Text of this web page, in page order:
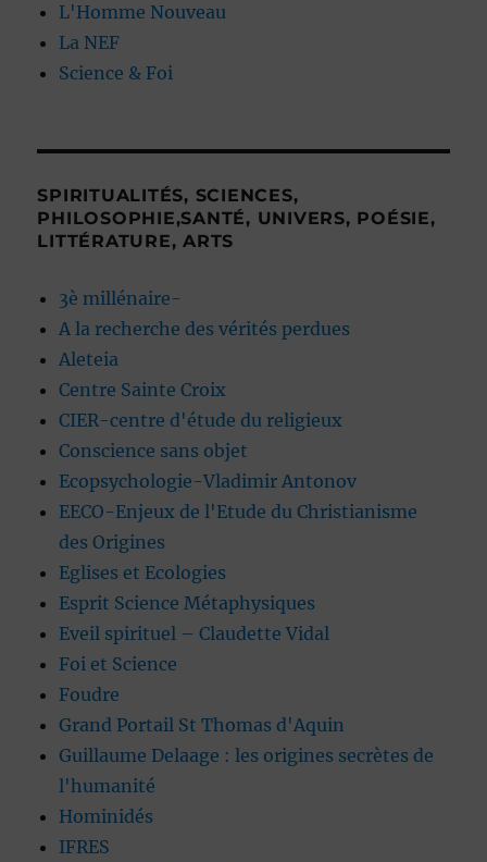
L'Homme Nouveau
La NEF
Science & Foi
SPIRITUALITÉS, SCIENCES,
PHILOSOPHIE,SANTÉ, UNIVERS, POÉSIE,
LITTÉRATURE, ARTS
3è millénaire-
A la recherche des vérités perdues
Aleteia
Centre Sainte Croix
CIER-centre d'étude du religieux
Conscience sans objet
Ecopsychologie-Vladimir Antonov
EECO-Enjeux de l'Etude du Christianisme
des Origines
Eglises et Ecologies
Esprit Science Métaphysiques
Eveil spirituel – Claudette Vidal
Foi et Science
Foudre
Grand Portail St Thomas d'Aquin
Guillaume Delaage : les origines secrètes de
l'humanité
Hominidés
IFRES